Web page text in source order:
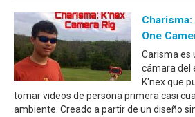
One
Carisma es
cámara del
K'nex que
tomar videos de persona primera casi
ambiente. Creado a partir de un diseño